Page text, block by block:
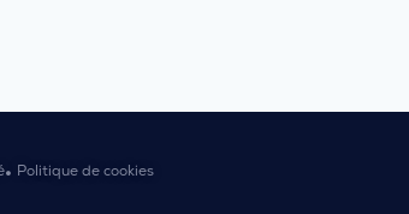
Politique de cookies